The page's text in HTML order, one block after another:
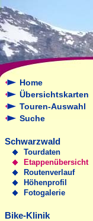
Home
Übersichtskarten
Touren-Auswahl
Suche
Schwarzwald
Tourdaten
Etappenübersicht
Routenverlauf
Höhenprofil
Fotogalerie
Bike-Klinik